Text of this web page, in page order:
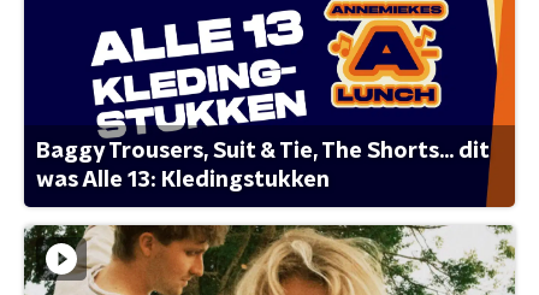
Baggy Trousers, Suit & Tie, The Shorts... dit
was Alle 13: Kledingstukken